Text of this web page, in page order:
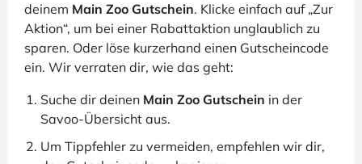
deinem Main Zoo Gutschein. Klicke einfach auf „Zur
Aktion“, um bei einer Rabattaktion unglaublich zu
sparen. Oder löse kurzerhand einen Gutscheincode
ein. Wir verraten dir, wie das geht:
Suche dir deinen Main Zoo Gutschein in der
Savoo-Übersicht aus.
Um Tippfehler zu vermeiden, empfehlen wir dir,